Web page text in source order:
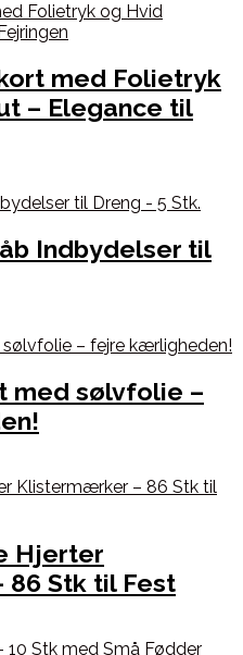
med Folietryk
– Elegance til
Indbydelser til
med sølvfolie –
Hjerter
Stk til Fest